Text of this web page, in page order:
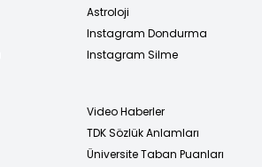
Astroloji
Instagram Dondurma
Instagram Silme
Video Haberler
TDK Sözlük Anlamları
Üniversite Taban Puanları